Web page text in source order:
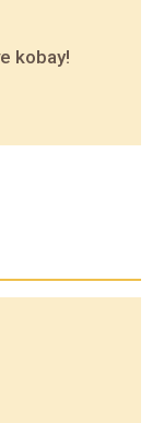
kobay!